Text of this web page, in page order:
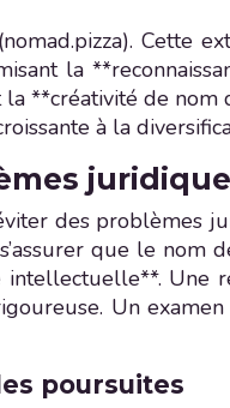
Cette
la
**créativité de
à la
des problèmes
que le nom
Une
Un
poursuites